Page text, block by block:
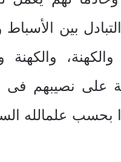
بين
على نصيبهم